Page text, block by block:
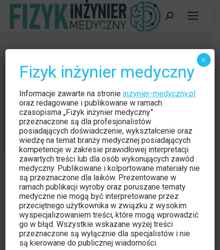
Szukaj:
Doskonałość operacyjna Zakładów
Diagnostyki Obrazowej – czyli co i
jak?
Jesteś tutaj: Strona główna
Aktualności
Doskonałość operacyjna Zakładów Diagnostyki
Obrazowej…
Dominika Krupa, Tomasz Pilewicz
Philips Polska Sp. z o.o., Al. Jerozolimskie 195B, 02-
222 Warszawa,
https://www.philips.pl/healthcare/consulting
Fizyk inżynier medyczny
Informacje zawarte na stronie inzynier-medyczny.pl
oraz redagowane i publikowane w ramach
czasopisma „Fizyk inżynier medyczny”
przeznaczone są dla profesjonalistów
posiadających doświadczenie, wykształcenie oraz
wiedzę na temat branży medycznej posiadających
kompetencje w zakresie prawidłowej interpretacji
zawartych treści lub dla osób wykonujących zawód
medyczny. Publikowane i kolportowane materiały nie
są przeznaczone dla laików. Prezentowane w
ramach publikacji wyroby oraz poruszane tematy
medyczne nie mogą być interpretowane przez
przeciętnego użytkownika w związku z wysokim
wyspecjalizowaniem treści, które mogą wprowadzić
go w błąd. Wszystkie wskazane wyżej treści
przeznaczone są wyłącznie dla specjalistów i nie
są kierowane do publicznej wiadomości.
×